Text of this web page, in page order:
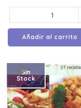
Añadir al carrito
Sin
Stock